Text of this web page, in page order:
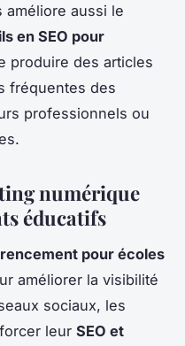
améliore aussi le
en SEO pour
produire des articles
fréquentes des
professionnels ou
numérique
éducatifs
pour écoles
améliorer la visibilité
sociaux, les
leur SEO et